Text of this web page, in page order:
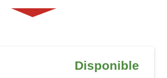
Disponible